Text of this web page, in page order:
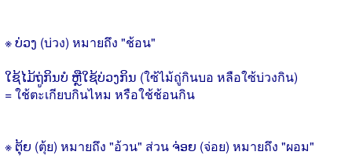
※ ບ່ວງ (บ่วง) หมายถึง "ช้อน"
ໃຊ້ໄມ້ຖູ່ກິນບໍ ຫຼືໃຊ້ບ່ວງກິນ (ใซ้ไม้ถู่กินบอ หลือใซ้บ่วงกิน)
= ใช้ตะเกียบกินไหม หรือใช้ช้อนกิน
※ ຕຸ້ຍ (ตุ้ย) หมายถึง "อ้วน" ส่วน ຈ່ອຍ (จ่อย) หมายถึง "ผอม"